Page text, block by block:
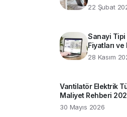
22 Şubat
Sanayi
Fiyatları
Koşar Grup
28 Kasım
Vantilatör Elektrik
Maliyet Rehberi
30 Mayıs 2026